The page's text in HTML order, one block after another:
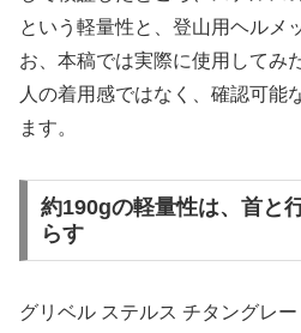
という軽量性と、登山用ヘルメ
お、本稿では実際に使用してみ
人の着用感ではなく、確認可能
ます。
約190gの軽量性は、首と
らす
グリベル ステルス チタングレ